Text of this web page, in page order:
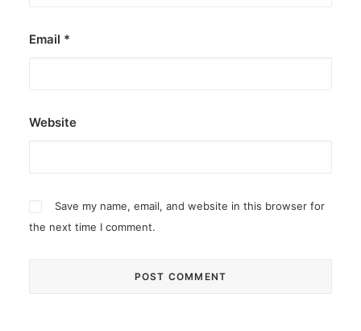
Email *
Website
Save my name, email, and website in this browser for
the next time I comment.